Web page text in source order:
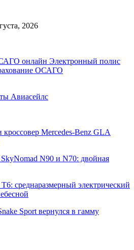
2026
Электронный полис
ОСАГО
Авиасейлс
Mercedes-Benz GLA
N90 и N70: двойная
среднаразмерный электрический
Sport вернулся в гамму